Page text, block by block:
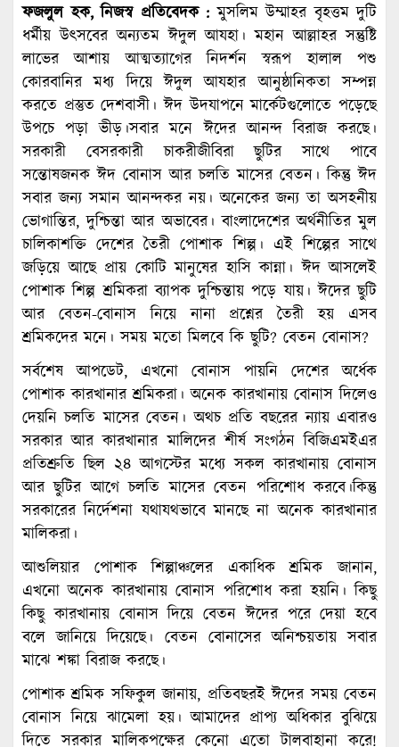
ফজলুল হক, নিজস্ব প্রতিবেদক :মুসলিম উম্মাহর বৃহত্তম দুটি
ধর্মীয় উৎসবের অন্যতম ঈদুল আযহা। মহান আল্লাহর সন্তুষ্টি
লাভের আশায় আত্মত্যাগের নিদর্শন স্বরূপ হালাল পশু
কোরবানির মধ্য দিয়ে ঈদুল আযহার আনুষ্ঠানিকতা সম্পন্ন
করতে প্রস্তুত দেশবাসী। ঈদ উদযাপনে মার্কেটগুলোতে পড়েছে
উপচে পড়া ভীড়।সবার মনে ঈদের আনন্দ বিরাজ করছে।
সরকারী বেসরকারী চাকরীজীবিরা ছুটির সাথে পাবে
সন্তোষজনক ঈদ বোনাস আর চলতি মাসের বেতন। কিন্তু ঈদ
সবার জন্য সমান আনন্দকর নয়। অনেকের জন্য তা অসহনীয়
ভোগান্তির, দুশ্চিন্তা আর অভাবের। বাংলাদেশের অর্থনীতির মুল
চালিকাশক্তি দেশের তৈরী পোশাক শিল্প। এই শিল্পের সাথে
জড়িয়ে আছে প্রায় কোটি মানুষের হাসি কান্না। ঈদ আসলেই
পোশাক শিল্প শ্রমিকরা ব্যাপক দুশ্চিন্তায় পড়ে যায়। ঈদের ছুটি
আর বেতন-বোনাস নিয়ে নানা প্রশ্নের তৈরী হয় এসব
শ্রমিকদের মনে। সময় মতো মিলবে কি ছুটি? বেতন বোনাস?
সর্বশেষ আপডেট, এখনো বোনাস পায়নি দেশের অর্ধেক
পোশাক কারখানার শ্রমিকরা। অনেক কারখানায় বোনাস দিলেও
দেয়নি চলতি মাসের বেতন। অথচ প্রতি বছরের ন্যায় এবারও
সরকার আর কারখানার মালিদের শীর্ষ সংগঠন বিজিএমইএর
প্রতিশ্রুতি ছিল ২৪ আগস্টের মধ্যে সকল কারখানায় বোনাস
আর ছুটির আগে চলতি মাসের বেতন পরিশোধ করবে।কিন্তু
সরকারের নির্দেশনা যথাযথভাবে মানছে না অনেক কারখানার
মালিকরা।
আশুলিয়ার পোশাক শিল্পাঞ্চলের একাধিক শ্রমিক জানান,
এখনো অনেক কারখানায় বোনাস পরিশোধ করা হয়নি। কিছু
কিছু কারখানায় বোনাস দিয়ে বেতন ঈদের পরে দেয়া হবে
বলে জানিয়ে দিয়েছে। বেতন বোনাসের অনিশ্চয়তায় সবার
মাঝে শঙ্কা বিরাজ করছে।
পোশাক শ্রমিক সফিকুল জানায়, প্রতিবছরই ঈদের সময় বেতন
বোনাস নিয়ে ঝামেলা হয়। আমাদের প্রাপ্য অধিকার বুঝিয়ে
দিতে সরকার মালিকপক্ষের কেনো এতো টালবাহানা করে!